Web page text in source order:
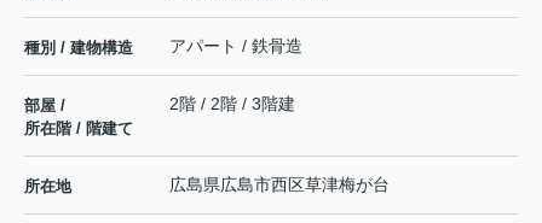
種別 / 建物構造 アパート / 鉄骨造
部屋 /
所在階 / 階建て
2階 / 2階 / 3階建
所在地 広島県広島市西区草津梅が台